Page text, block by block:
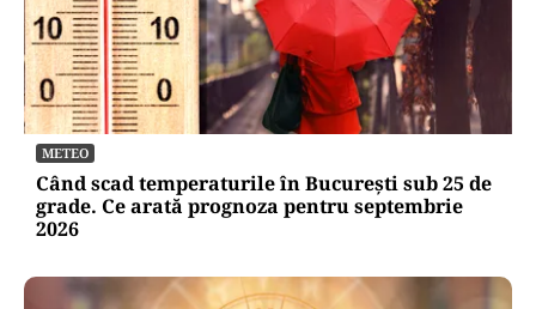
METEO
Când scad temperaturile în București sub 25 de
grade. Ce arată prognoza pentru septembrie
2026